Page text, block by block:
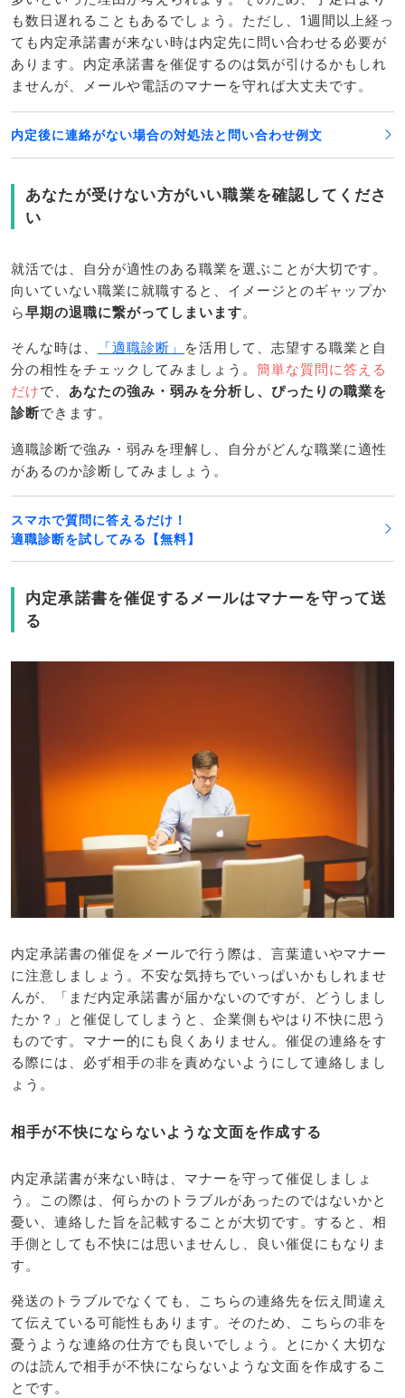
も数日遅れることもあるでしょう。ただし、1週間以上経っ
ても内定承諾書が来ない時は内定先に問い合わせる必要が
あります。内定承諾書を催促するのは気が引けるかもしれ
ませんが、メールや電話のマナーを守れば大丈夫です。
内定後に連絡がない場合の対処法と問い合わせ例文
あなたが受けない方がいい職業を確認してくださ
い
就活では、自分が適性のある職業を選ぶことが大切です。
向いていない職業に就職すると、イメージとのギャップか
ら早期の退職に繋がってしまいます。
そんな時は、 「適職診断」
を活用して、志望する職業と自
分の相性をチェックしてみましょう。 簡単な質問に答える
だけで、 あなたの強み・弱みを分析し、ぴったりの職業を
診断できます。
適職診断で強み・弱みを理解し、自分がどんな職業に適性
があるのか診断してみましょう。
スマホで質問に答えるだけ！
適職診断を試してみる【無料】
内定承諾書を催促するメールはマナーを守って送
る
内定承諾書の催促をメールで行う際は、言葉遣いやマナー
に注意しましょう。不安な気持ちでいっぱいかもしれませ
んが、「まだ内定承諾書が届かないのですが、どうしまし
たか？」と催促してしまうと、企業側もやはり不快に思う
ものです。マナー的にも良くありません。催促の連絡をす
る際には、必ず相手の非を責めないようにして連絡しまし
ょう。
相手が不快にならないような文面を作成する
内定承諾書が来ない時は、マナーを守って催促しましょ
う。この際は、何らかのトラブルがあったのではないかと
憂い、連絡した旨を記載することが大切です。すると、相
手側としても不快には思いませんし、良い催促にもなりま
す。
発送のトラブルでなくても、こちらの連絡先を伝え間違え
て伝えている可能性もあります。そのため、こちらの非を
憂うような連絡の仕方でも良いでしょう。とにかく大切な
のは読んで相手が不快にならないような文面を作成するこ
とです。